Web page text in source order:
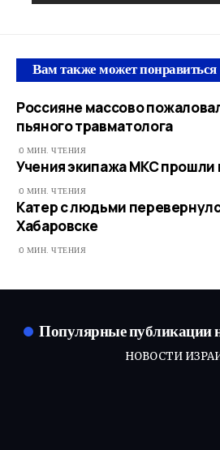
Вам также может понравиться
Россияне массово
пьяного травматолога
0 МИН. ЧТЕНИЯ
Учения экипажа МКС прошли
0 МИН. ЧТЕНИЯ
Катер с людьми
Хабаровске
0 МИН. ЧТЕНИЯ
Популярные публикации
НОВОСТИ